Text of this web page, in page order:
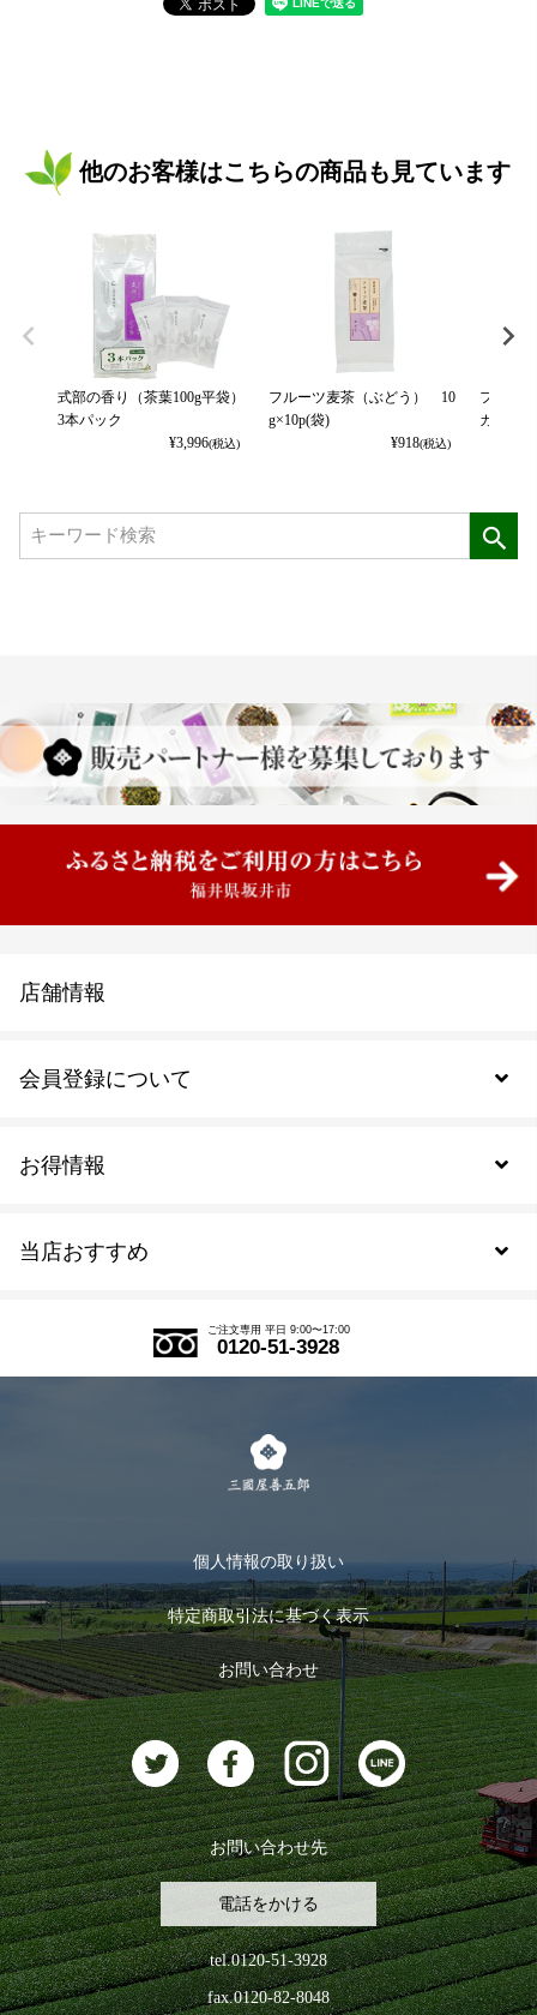
他のお客様はこちらの商品も見ています
式部の香り（茶葉100g平袋）
3本パック
¥3,996(税込)
フルーツ麦茶（ぶどう） 10
g×10p(袋)
¥918(税込)
フルー
カット
当店おすすめ
式部の香りシリーズ
お茶のギフト
おすすめのお茶
お茶に合うスイーツ
お得情報
会員登録について
会員規約について
ログイン
ログアウト
店舗情報
ご注文専用 平日 9:00〜17:00
0120-51-3928
個人情報の取り扱い
特定商取引法に基づく表示
お問い合わせ
お問い合わせ先
電話をかける
tel.0120-51-3928
fax.0120-82-8048